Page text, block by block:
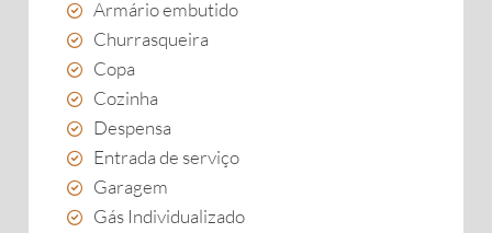
Armário embutido
Churrasqueira
Copa
Cozinha
Despensa
Entrada de serviço
Garagem
Gás Individualizado